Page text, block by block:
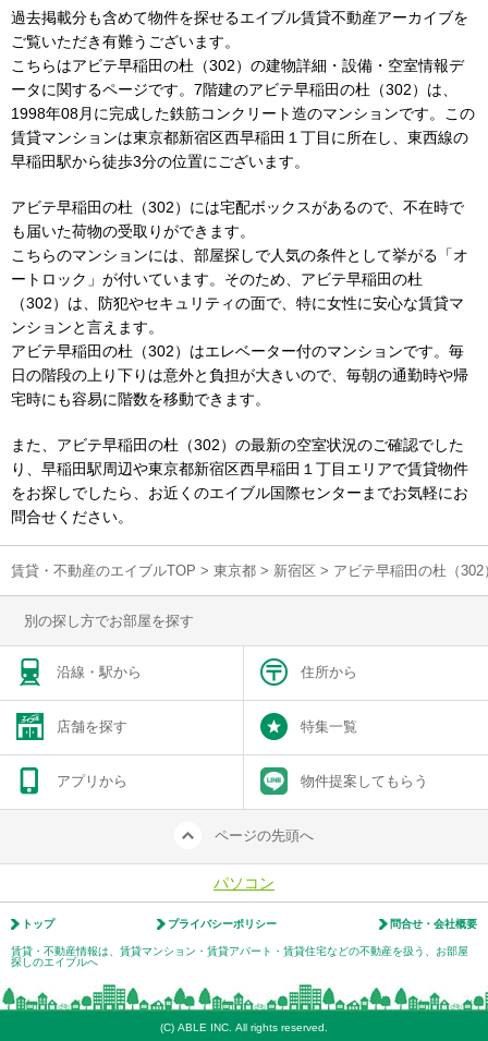
過去掲載分も含めて物件を探せるエイブル賃貸不動産アーカイブを
ご覧いただき有難うございます。
こちらはアビテ早稲田の杜（302）の建物詳細・設備・空室情報デ
ータに関するページです。7階建のアビテ早稲田の杜（302）は、
1998年08月に完成した鉄筋コンクリート造のマンションです。この
賃貸マンションは東京都新宿区西早稲田１丁目に所在し、東西線の
早稲田駅から徒歩3分の位置にございます。
アビテ早稲田の杜（302）には宅配ボックスがあるので、不在時で
も届いた荷物の受取りができます。
こちらのマンションには、部屋探しで人気の条件として挙がる「オ
ートロック」が付いています。そのため、アビテ早稲田の杜
（302）は、防犯やセキュリティの面で、特に女性に安心な賃貸マ
ンションと言えます。
アビテ早稲田の杜（302）はエレベーター付のマンションです。毎
日の階段の上り下りは意外と負担が大きいので、毎朝の通勤時や帰
宅時にも容易に階数を移動できます。
また、アビテ早稲田の杜（302）の最新の空室状況のご確認でした
り、早稲田駅周辺や東京都新宿区西早稲田１丁目エリアで賃貸物件
をお探しでしたら、お近くのエイブル国際センターまでお気軽にお
問合せください。
賃貸・不動産のエイブルTOP > 東京都 > 新宿区 > アビテ早稲田の杜（
別の探し方でお部屋を探す
沿線・駅から 住所から
店舗を探す 特集一覧
アプリから 物件提案してもらう
ページの先頭へ
パソコン
トップ プライバシーポリシー 問合せ・会社概要
賃貸・不動産情報は、賃貸マンション・賃貸アパート・賃貸住宅などの不動産を扱う、お部屋
探しのエイブルへ
(C) ABLE INC. All rights reserved.